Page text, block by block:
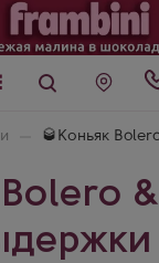
🥃Коньяк